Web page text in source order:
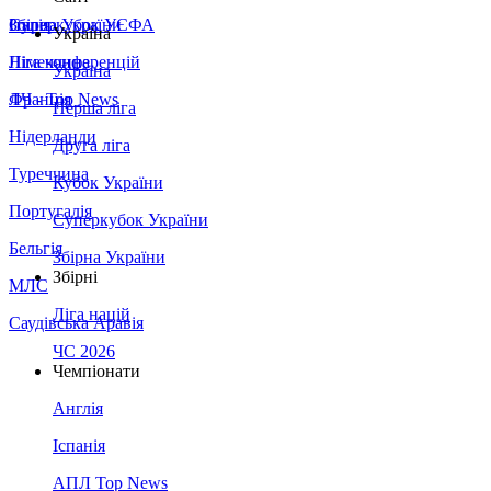
Збірна України
Італія
Німеччина
Франція
Нідерланди
Туреччина
Португалія
Бельгія
МЛС
Саудівська Аравія
Суперкубок УЄФА
Ліга конференцій
ЛЧ - Top News
Україна
Україна
Перша ліга
Друга ліга
Кубок України
Суперкубок України
Збірна України
Збірні
Ліга націй
ЧС 2026
Чемпіонати
Англія
Іспанія
АПЛ Top News